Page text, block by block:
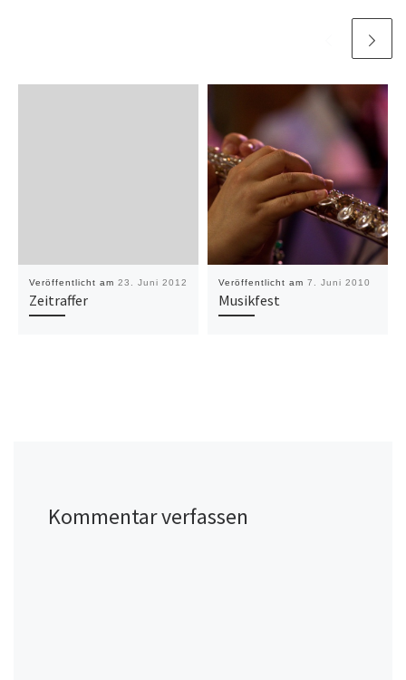
Veröffentlicht am 23. Juni 2012
Zeitraffer
Veröffentlicht am 7. Juni 2010
Musikfest
Kommentar verfassen